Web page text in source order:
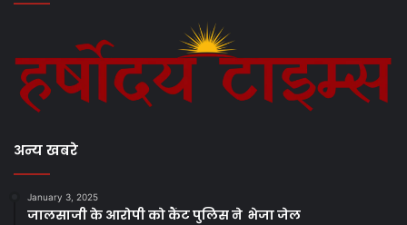
अन्य खबरे
January 3, 2025
जालसाजी के आरोपी को कैंट पुलिस ने भेजा जेल